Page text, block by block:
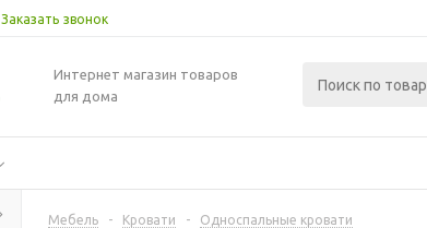
Заказать звонок
Интернет магазин товаров
для дома
Мебель - Кровати - Односпальные кровати